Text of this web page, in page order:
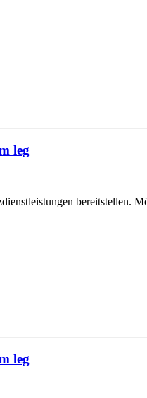
leg
bereitstellen.
leg